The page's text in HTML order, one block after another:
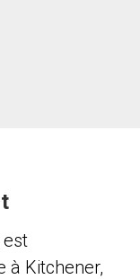
est
à Kitchener,